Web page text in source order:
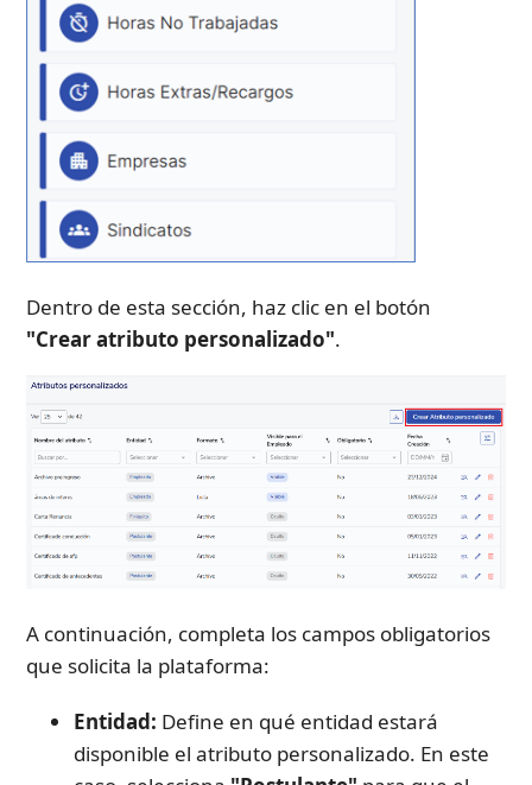
Dentro de esta sección, haz clic en el botón
"Crear atributo personalizado".
A continuación, completa los campos obligatorios
que solicita la plataforma:
Entidad: Define en qué entidad estará
disponible el atributo personalizado. En este